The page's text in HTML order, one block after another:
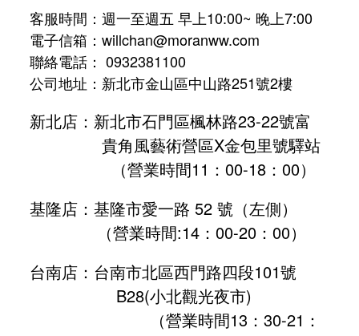
客服時間：週一至週五 早上10:00~ 晚上7:00
電子信箱：willchan@moranww.com
聯絡電話： 0932381100
公司地址：新北市金山區中山路251號2樓
新北店：新北市石門區楓林路23-22號富
貴角風藝術營區X金包里號驛站
（營業時間11：00-18：00）
基隆店：基隆市愛一路 52 號（左側）
（營業時間:14：00-20：00）
台南店：台南市北區西門路四段101號
B28(小北觀光夜市)
（營業時間13：30-21：